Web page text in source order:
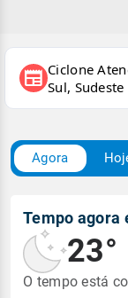
newspaper Ciclone
Sul,
Agora
Tempo agora
23°
O tempo está